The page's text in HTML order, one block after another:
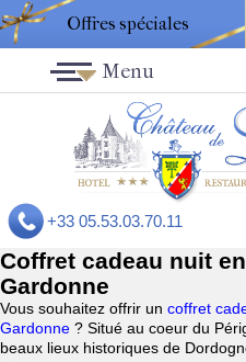
Offres spéciales
+33 05.53.03.70.11
Menu
Coffret cadeau nuit
Gardonne
Vous souhaitez offrir un coffret
Gardonne ? Situé au coeur du
beaux lieux historiques de